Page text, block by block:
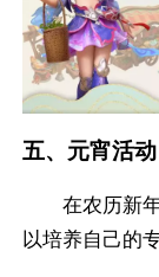
五、元宵活动
在农历新年
以培养自己的